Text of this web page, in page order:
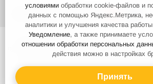
Задать вопрос Контакты
Интернет-сайт носит информационный
публичной офертой, которая определяется
Гражданского кодекса РФ. Информация о
стоимости товаров, указанных на сайте,
быть изменена в одностороннем порядке.
условиями обработки cookie-файлов и
данных с помощью Яндекс.Метрика,
аналитики и улучшения качества
Уведомление, а также принимаете
отношении обработки персональных
действия можно в настройках
Принять